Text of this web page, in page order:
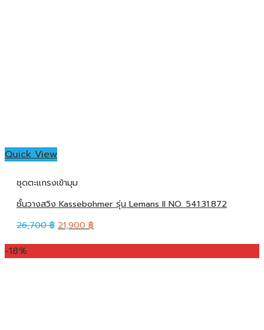
Quick View
ชุดตะแกรงเข้ามุม
ชั้นวางสวิง Kassebohmer รุ่น Lemans II NO. 541.31.872
26,700฿ 21,900 ฿
-18%